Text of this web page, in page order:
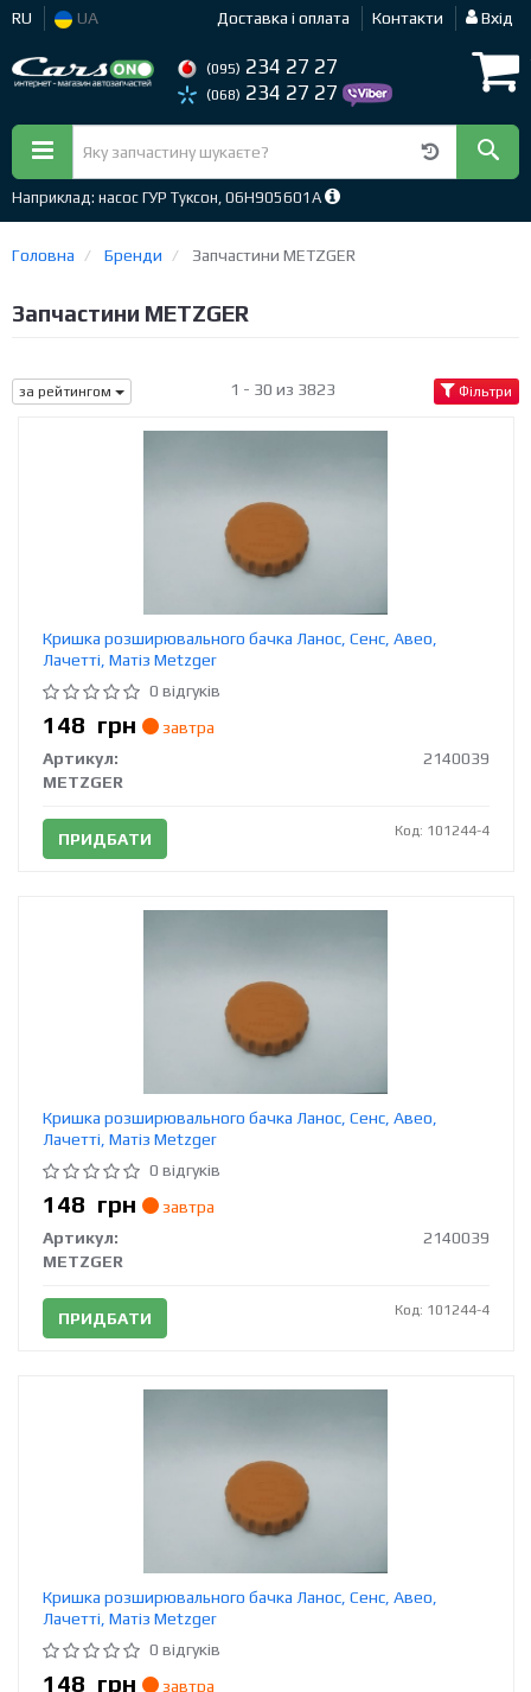
RU UA Доставка і оплата Контакти Вхід
(095) 234 27 27
(068) 234 27 27
Наприклад: насос ГУР Туксон, 06H905601A
Головна Бренди Запчастини METZGER
Запчастини METZGER
за рейтингом 1 - 30 из 3823 Фільтри
Кришка розширювального бачка Ланос, Сенс, Авео,
Лачетті, Матіз Metzger
0 відгуків
148 грн
завтра
Артикул:
2140039
METZGER
ПРИДБАТИ Код: 101244-4
Кришка розширювального бачка Ланос, Сенс, Авео,
Лачетті, Матіз Metzger
0 відгуків
148 грн
завтра
Артикул:
2140039
METZGER
ПРИДБАТИ Код: 101244-4
Кришка розширювального бачка Ланос, Сенс, Авео,
Лачетті, Матіз Metzger
0 відгуків
148 грн
завтра